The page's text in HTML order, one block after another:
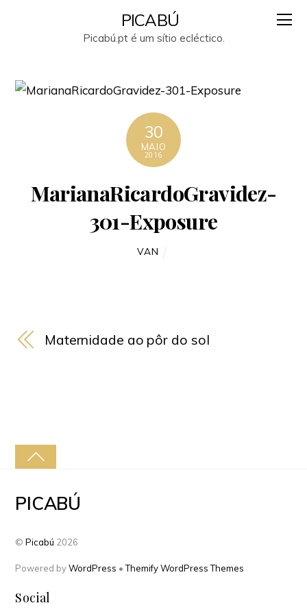
PICABÚ
Picabú.pt é um sítio ecléctico.
30
MAIO
2016
MarianaRicardoGravidez-
301-Exposure
VAN
Maternidade ao pôr do sol
PICABÚ
©Picabú 2026
Powered byWordPress •Themify WordPress Themes
Social